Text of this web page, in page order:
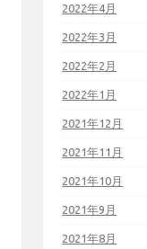
2022年4月
2022年3月
2022年2月
2022年1月
2021年12月
2021年11月
2021年10月
2021年9月
2021年8月